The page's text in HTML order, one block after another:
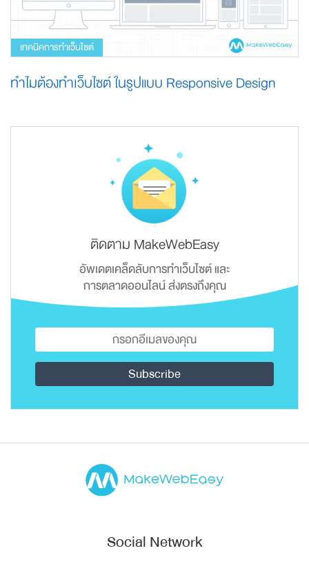
เทคนิคการทำเว็บไซต์
ทำไมต้องทำเว็บไซต์ ในรูปแบบ Responsive Design
ติดตาม MakeWebEasy
อัพเดตเคล็ดลับการทำเว็บไซต์ และ
การตลาดออนไลน์ ส่งตรงถึงคุณ
Social Network